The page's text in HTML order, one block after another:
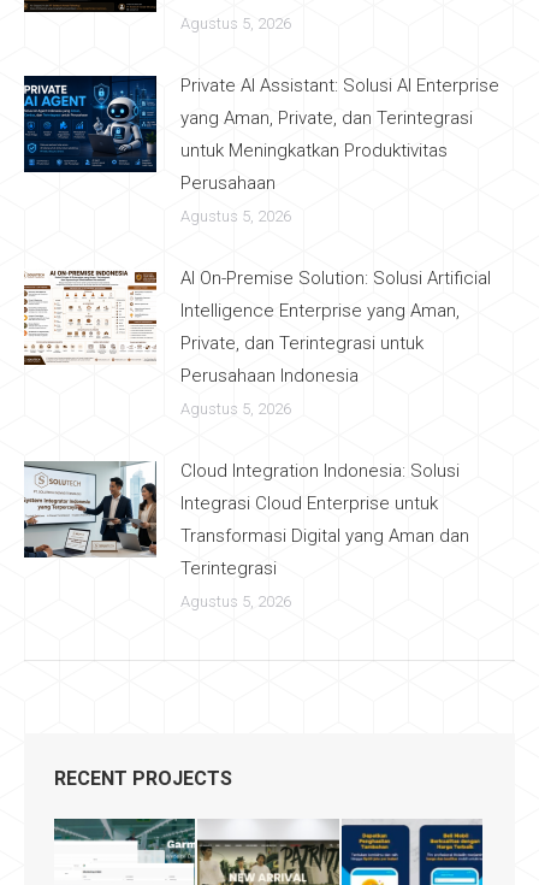
Agustus 5, 2026
Private AI Assistant: Solusi AI Enterprise
yang Aman, Private, dan Terintegrasi
untuk Meningkatkan Produktivitas
Perusahaan
Agustus 5, 2026
AI On-Premise Solution: Solusi Artificial
Intelligence Enterprise yang Aman,
Private, dan Terintegrasi untuk
Perusahaan Indonesia
Agustus 5, 2026
Cloud Integration Indonesia: Solusi
Integrasi Cloud Enterprise untuk
Transformasi Digital yang Aman dan
Terintegrasi
Agustus 5, 2026
RECENT PROJECTS